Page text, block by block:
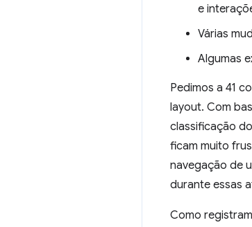
e
Várias
Algumas
Pedimos a 41
layout. Com
classificação
ficam muito
navegação de
durante essas
Como